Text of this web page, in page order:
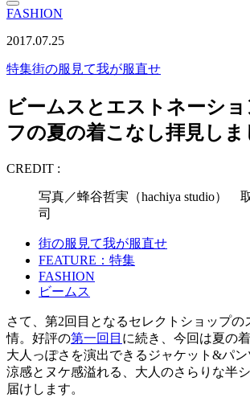
FASHION
2017.07.25
特集街の服見て我が服直せ
ビームスとエストネーシ
フの夏の着こなし拝見しま
CREDIT :
写真／蜂谷哲実（hachiya studio）
司
街の服見て我が服直せ
FEATURE：特集
FASHION
ビームス
さて、第2回目となるセレクトショップの
情。好評の第一回目 に続き、今回は夏の
大人っぽさを演出できるジャケット&パ
涼感とヌケ感溢れる、大人のさらりな半
届けします。